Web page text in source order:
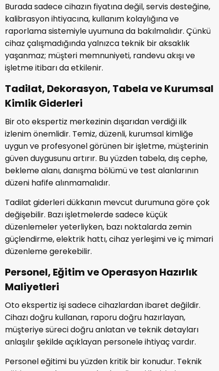
Burada sadece cihazın fiyatına değil, servis desteğine,
kalibrasyon ihtiyacına, kullanım kolaylığına ve
raporlama sistemiyle uyumuna da bakılmalıdır. Çünkü
cihaz çalışmadığında yalnızca teknik bir aksaklık
yaşanmaz; müşteri memnuniyeti, randevu akışı ve
işletme itibarı da etkilenir.
Tadilat, Dekorasyon, Tabela ve Kurumsal
Kimlik Giderleri
Bir oto ekspertiz merkezinin dışarıdan verdiği ilk
izlenim önemlidir. Temiz, düzenli, kurumsal kimliğe
uygun ve profesyonel görünen bir işletme, müşterinin
güven duygusunu artırır. Bu yüzden tabela, dış cephe,
bekleme alanı, danışma bölümü ve test alanlarının
düzeni hafife alınmamalıdır.
Tadilat giderleri dükkanın mevcut durumuna göre çok
değişebilir. Bazı işletmelerde sadece küçük
düzenlemeler yeterliyken, bazı noktalarda zemin
güçlendirme, elektrik hattı, cihaz yerleşimi ve iç mimari
düzenleme gerekebilir.
Personel, Eğitim ve Operasyon Hazırlık
Maliyetleri
Oto ekspertiz işi sadece cihazlardan ibaret değildir.
Cihazı doğru kullanan, raporu doğru hazırlayan,
müşteriye süreci doğru anlatan ve teknik detayları
anlaşılır şekilde açıklayan personele ihtiyaç vardır.
Personel eğitimi bu yüzden kritik bir konudur. Teknik